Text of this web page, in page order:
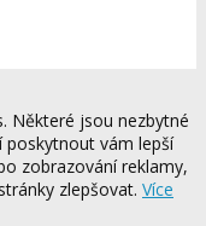
Některé jsou nezbytné
vám lepší
zobrazování reklamy,
zlepšovat. Více